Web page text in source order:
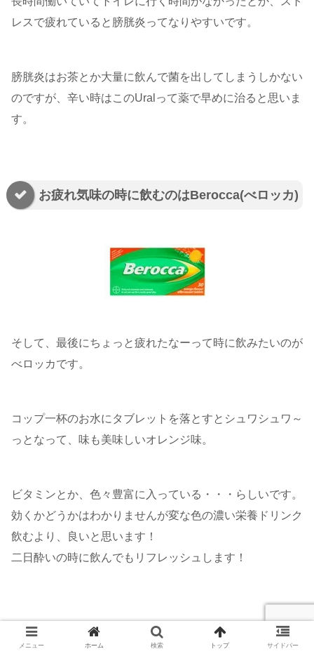
レスで疲れていると膀胱炎ってなりやすいです。
膀胱炎はお茶とか大量に飲んで菌を出してしまうしかない
のですが、辛い時はこのUralって薬で早めに治ると思いま
す。
お疲れ気味の時に飲むのはBerocca(べロッカ)
そして、最後にちょっと疲れたなーって時に飲みたいのが
べロッカです。
コップ一杯のお水にタブレットを落とすとシュワシュワ～
っとなって、味も美味しいオレンジ味。
ビタミンとか、色々豊富に入っている・・・らしいです。
効くかどうかはわかりませんが変な色の濃い栄養ドリンク
飲むより、良いと思います！
二日酔いの時に飲んでもリフレッシュします！
まとめ
メニュー ホーム 検索 トップ サイドバー